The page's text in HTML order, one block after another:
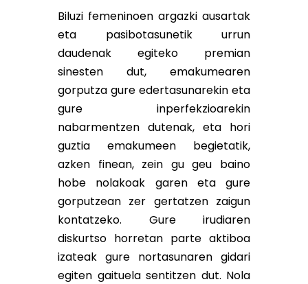
Biluzi femeninoen argazki ausartak
eta pasibotasunetik urrun
daudenak egiteko premian
sinesten dut, emakumearen
gorputza gure edertasunarekin eta
gure inperfekzioarekin
nabarmentzen dutenak, eta hori
guztia emakumeen begietatik,
azken finean, zein gu geu baino
hobe nolakoak garen eta gure
gorputzean zer gertatzen zaigun
kontatzeko. Gure irudiaren
diskurtso horretan parte aktiboa
izateak gure nortasunaren gidari
egiten gaituela sentitzen dut. Nola